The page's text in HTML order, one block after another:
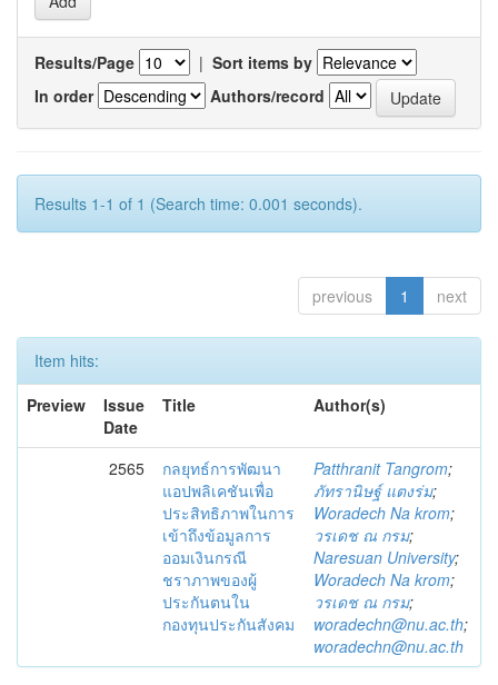
Results/Page | Sort items by
In order
Authors/record
Results 1-1 of 1 (Search time: 0.001 seconds).
previous 1 next
Item hits:
Preview
Issue
Date
Title Author(s)
2565
กลยุทธ์การพัฒนา
แอปพลิเคชันเพื่อ
ประสิทธิภาพในการ
เข้าถึงข้อมูลการ
ออมเงินกรณี
ชราภาพของผู้
ประกันตนใน
กองทุนประกันสังคม
Patthranit Tangrom;
ภัทรานิษฐ์ แตงร่ม;
Woradech Na krom;
วรเดช ณ กรม;
Naresuan University;
Woradech Na krom;
วรเดช ณ กรม;
woradechn@nu.ac.th;
woradechn@nu.ac.th